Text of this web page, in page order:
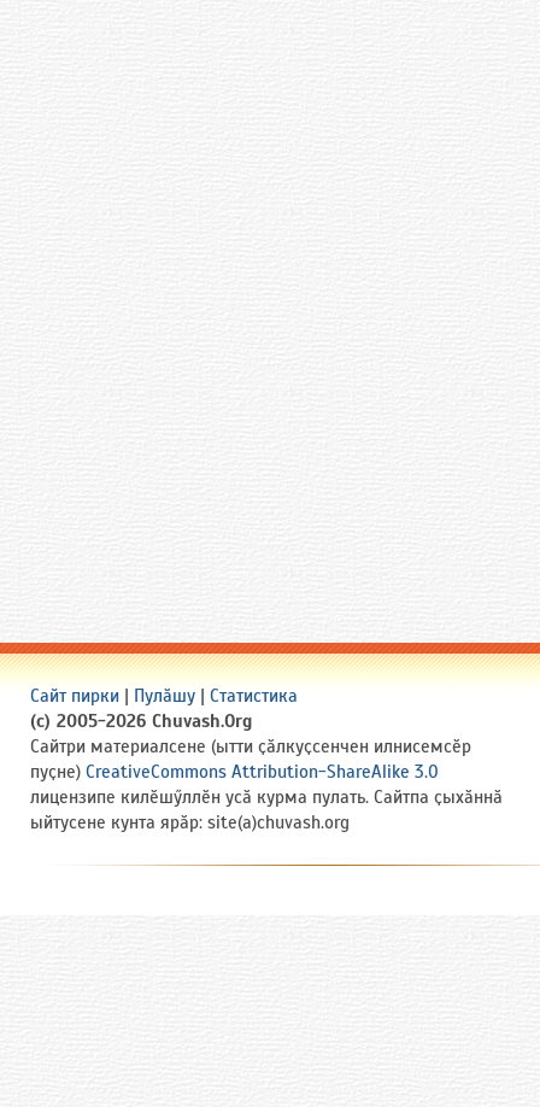
Сайт пирки | Пулӑшу | Статистика
(c) 2005-2026 Chuvash.Org
Сайтри материалсене (ытти ҫӑлкуҫсенчен илнисемсӗр
пуҫне) CreativeCommons Attribution-ShareAlike 3.0
лицензипе килӗшӳллӗн усӑ курма пулать. Сайтпа ҫыхӑннӑ
ыйтусене кунта ярӑр: site(a)chuvash.org